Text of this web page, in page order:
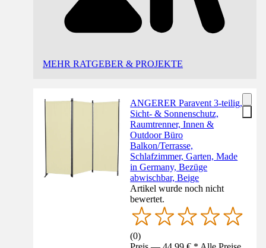
MEHR RATGEBER & PROJEKTE
ANGERER Paravent 3-teilig,
Sicht- & Sonnenschutz,
Raumtrenner, Innen &
Outdoor Büro
Balkon/Terrasse,
Schlafzimmer, Garten, Made
in Germany, Bezüge
abwischbar, Beige
Artikel wurde noch nicht
bewertet.
(0)